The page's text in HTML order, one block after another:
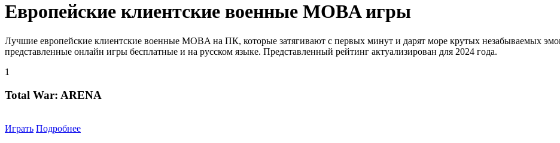
Европейские клиентские военные MOBA игры
Лучшие европейские клиентские военные MOBA на ПК, которые затягивают с первых минут и дарят море крутых незабываемых
представленные онлайн игры бесплатные и на русском языке. Представленный рейтинг актуализирован для 2024 года.
1
Total War: ARENA
Играть Подробнее